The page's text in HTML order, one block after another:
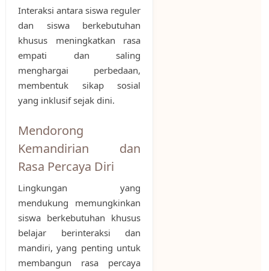
Interaksi antara siswa reguler
dan siswa berkebutuhan
khusus meningkatkan rasa
empati dan saling
menghargai perbedaan,
membentuk sikap sosial
yang inklusif sejak dini.
Mendorong
Kemandirian dan
Rasa Percaya Diri
Lingkungan yang
mendukung memungkinkan
siswa berkebutuhan khusus
belajar berinteraksi dan
mandiri, yang penting untuk
membangun rasa percaya